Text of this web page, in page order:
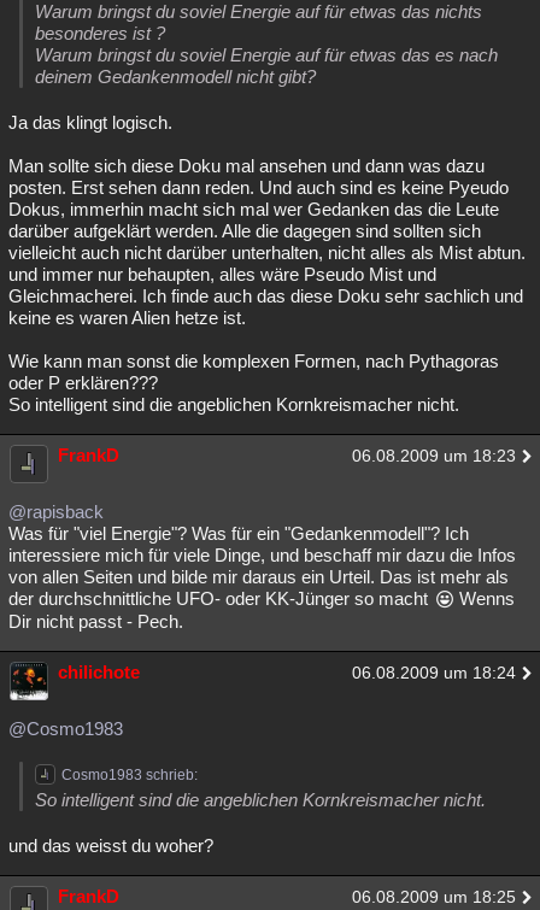
Warum bringst du soviel Energie auf für etwas das nichts
besonderes ist ?
Warum bringst du soviel Energie auf für etwas das es nach
deinem Gedankenmodell nicht gibt?
Ja das klingt logisch.
Man sollte sich diese Doku mal ansehen und dann was dazu
posten. Erst sehen dann reden. Und auch sind es keine Pyeudo
Dokus, immerhin macht sich mal wer Gedanken das die Leute
darüber aufgeklärt werden. Alle die dagegen sind sollten sich
vielleicht auch nicht darüber unterhalten, nicht alles als Mist abtun.
und immer nur behaupten, alles wäre Pseudo Mist und
Gleichmacherei. Ich finde auch das diese Doku sehr sachlich und
keine es waren Alien hetze ist.
Wie kann man sonst die komplexen Formen, nach Pythagoras
oder P erklären???
So intelligent sind die angeblichen Kornkreismacher nicht.
FrankD 06.08.2009 um 18:23
@rapisback
Was für "viel Energie"? Was für ein "Gedankenmodell"? Ich
interessiere mich für viele Dinge, und beschaff mir dazu die Infos
von allen Seiten und bilde mir daraus ein Urteil. Das ist mehr als
der durchschnittliche UFO- oder KK-Jünger so macht
Wenns
Dir nicht passt - Pech.
chilichote 06.08.2009 um 18:24
@Cosmo1983
Cosmo1983 schrieb:
So intelligent sind die angeblichen Kornkreismacher nicht.
und das weisst du woher?
FrankD 06.08.2009 um 18:25